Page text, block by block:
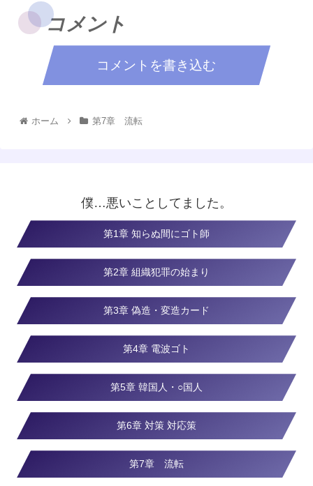
コメント
コメントを書き込む
ホーム 第7章 流転
僕…悪いことしてました。
第1章 知らぬ間にゴト師
第2章 組織犯罪の始まり
第3章 偽造・変造カード
第4章 電波ゴト
第5章 韓国人・○国人
第6章 対策 対応策
第7章 流転